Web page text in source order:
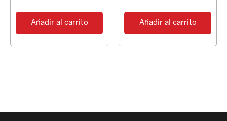
Añadir al carrito Añadir al carrito